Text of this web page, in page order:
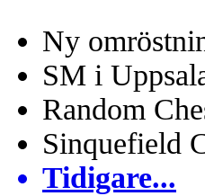
Ny
SM i
Random
Sinquefield
Tidigare...